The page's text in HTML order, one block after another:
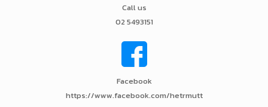
Call us
02 5493151
Facebook
https://www.facebook.com/hetrmutt